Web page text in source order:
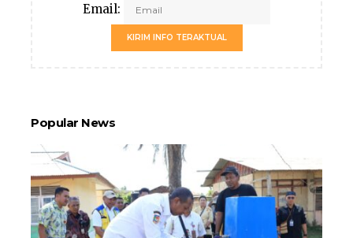
Email:
KIRIM INFO TERAKTUAL
Popular News